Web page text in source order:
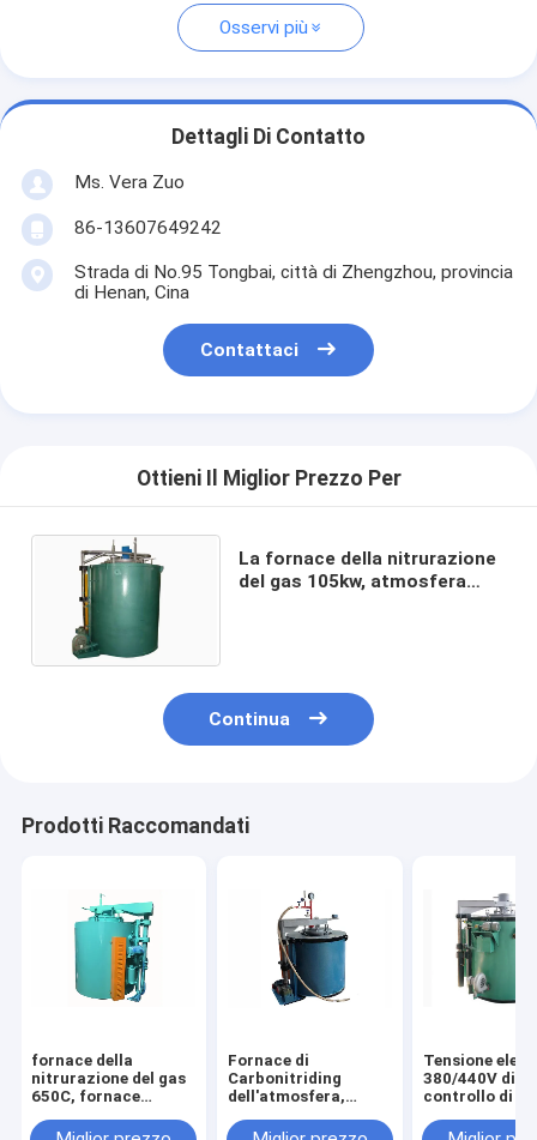
Osservi più
Dettagli Di Contatto
Ms. Vera Zuo
86-13607649242
Strada di No.95 Tongbai, città di Zhengzhou, provincia
di Henan, Cina
Contattaci
Ottieni Il Miglior Prezzo Per
La fornace della nitrurazione
del gas 105kw, atmosfera
Continua
Prodotti Raccomandati
fornace della
nitrurazione del gas
650C, fornace
riscaldamento
Fornace di
Carbonitriding
dell'atmosfera,
alta efficienza di
Tensione
380/440V di
controllo di
nitrurazione